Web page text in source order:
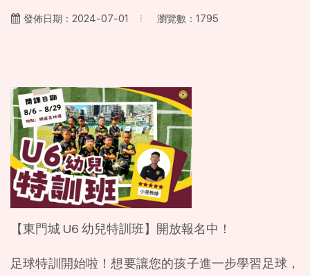
發佈日期：2024-07-01 瀏覽數：1795
【東門城 U6 幼兒特訓班】開放報名中！
足球特訓開始啦！想要讓您的孩子進一步學習足球，